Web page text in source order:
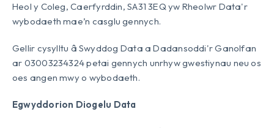
Heol y Coleg, Caerfyrddin, SA31 3EQ yw Rheolwr Data'r
wybodaeth mae’n casglu gennych.
Gellir cysylltu â Swyddog Data a Dadansoddi'r Ganolfan
ar 03003234324 petai gennych unrhyw gwestiynau neu os
oes angen mwy o wybodaeth.
Egwyddorion Diogelu Data